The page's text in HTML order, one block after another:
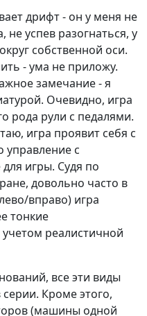
дрифт - он у меня не
успев разогнаться, у
собственной оси.
- ума не приложу.
замечание - я
Очевидно, игра
рода рули с педалями.
игра проявит себя с
с
игры. Судя по
довольно часто в
вправо) игра
тонкие
реалистичной
все эти виды
Кроме этого,
(машины одной